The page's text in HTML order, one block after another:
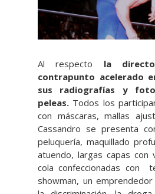
Al respecto la
contrapunto acelerado
sus radiografías y
peleas. Todos los
con máscaras, mallas
Cassandro se presenta
peluquería, maquillado
atuendo, largas capas
cola confeccionadas con
showman, un